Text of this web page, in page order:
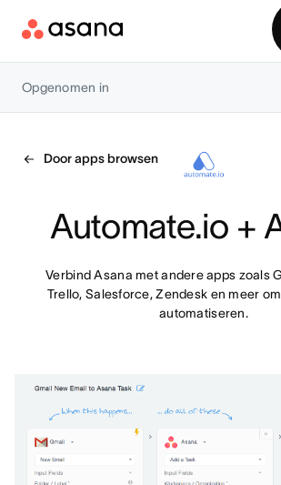
Contact opnemen met
Opgenomen in
Door apps browsen
Automate.io +
Verbind Asana met andere apps zoals
Trello, Salesforce, Zendesk en meer
automatiseren.